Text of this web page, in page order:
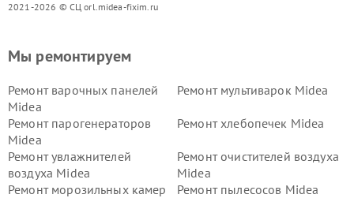
2021-2026 © СЦ orl.midea-fixim.ru
Мы ремонтируем
Ремонт варочных панелей
Midea
Ремонт мультиварок Midea
Ремонт парогенераторов
Midea
Ремонт хлебопечек Midea
Ремонт увлажнителей
воздуха Midea
Ремонт очистителей воздуха
Midea
Ремонт морозильных камер
Ремонт пылесосов Midea